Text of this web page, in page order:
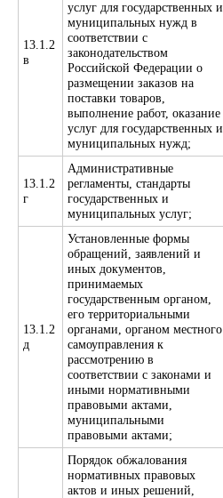
13.1.2
в
услуг для государственных и
муниципальных нужд в
соответствии с
законодательством
Российской Федерации о
размещении заказов на
поставки товаров,
выполнение работ, оказание
услуг для государственных и
муниципальных нужд;
13.1.2
г
Административные
регламенты, стандарты
государственных и
муниципальных услуг;
13.1.2
д
Установленные формы
обращений, заявлений и
иных документов,
принимаемых
государственным органом,
его территориальными
органами, органом местного
самоуправления к
рассмотрению в
соответствии с законами и
иными нормативными
правовыми актами,
муниципальными
правовыми актами;
Порядок обжалования
нормативных правовых
актов и иных решений,